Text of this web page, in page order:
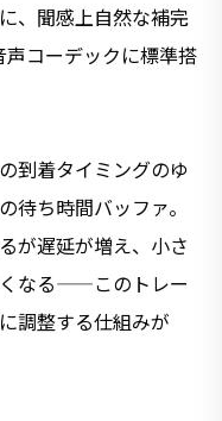
、聞感上自然な補完
コーデックに標準搭
到着タイミングのゆ
待ち時間バッファ。
が遅延が増え、小さ
くなる——このトレー
調整する仕組みが